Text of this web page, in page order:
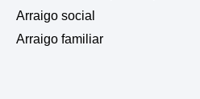
Arraigo social
Arraigo familiar